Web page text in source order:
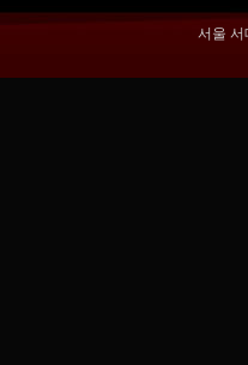
서울 서